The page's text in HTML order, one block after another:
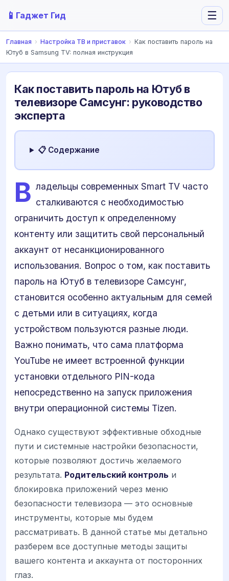
📱 Гаджет Гид ☰
Главная › Настройка ТВ и приставок › Как поставить пароль на
Ютуб в Samsung TV: полная инструкция
Как поставить пароль на Ютуб в
телевизоре Самсунг: руководство
эксперта
📋 Содержание
В ладельцы современных Smart TV часто
сталкиваются с необходимостью
ограничить доступ к определенному
контенту или защитить свой персональный
аккаунт от несанкционированного
использования. Вопрос о том, как поставить
пароль на Ютуб в телевизоре Самсунг,
становится особенно актуальным для семей
с детьми или в ситуациях, когда
устройством пользуются разные люди.
Важно понимать, что сама платформа
YouTube не имеет встроенной функции
установки отдельного PIN-кода
непосредственно на запуск приложения
внутри операционной системы Tizen.
Однако существуют эффективные обходные
пути и системные настройки безопасности,
которые позволяют достичь желаемого
результата. Родительский контроль и
блокировка приложений через меню
безопасности телевизора — это основные
инструменты, которые мы будем
рассматривать. В данной статье мы детально
разберем все доступные методы защиты
вашего контента и аккаунта от посторонних
глаз.